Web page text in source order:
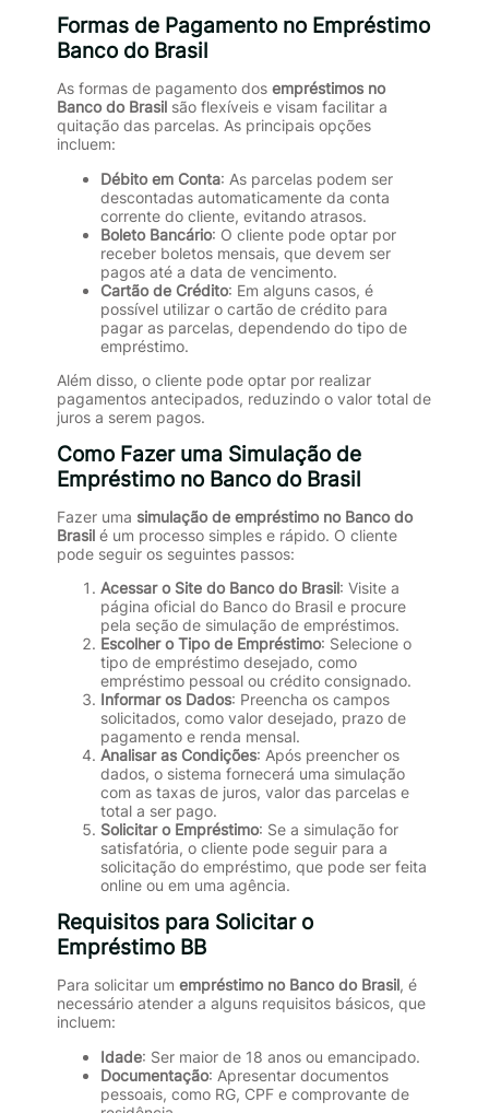
Formas de Pagamento no Empréstimo
Banco do Brasil
As formas de pagamento dos empréstimos no
Banco do Brasil são flexíveis e visam facilitar a
quitação das parcelas. As principais opções
incluem:
Débito em Conta: As parcelas podem ser
descontadas automaticamente da conta
corrente do cliente, evitando atrasos.
Boleto Bancário: O cliente pode optar por
receber boletos mensais, que devem ser
pagos até a data de vencimento.
Cartão de Crédito: Em alguns casos, é
possível utilizar o cartão de crédito para
pagar as parcelas, dependendo do tipo de
empréstimo.
Além disso, o cliente pode optar por realizar
pagamentos antecipados, reduzindo o valor total de
juros a serem pagos.
Como Fazer uma Simulação de
Empréstimo no Banco do Brasil
Fazer uma simulação de empréstimo no Banco do
Brasil é um processo simples e rápido. O cliente
pode seguir os seguintes passos:
Acessar o Site do Banco do Brasil: Visite a
página oficial do Banco do Brasil e procure
pela seção de simulação de empréstimos.
Escolher o Tipo de Empréstimo: Selecione o
tipo de empréstimo desejado, como
empréstimo pessoal ou crédito consignado.
Informar os Dados: Preencha os campos
solicitados, como valor desejado, prazo de
pagamento e renda mensal.
Analisar as Condições: Após preencher os
dados, o sistema fornecerá uma simulação
com as taxas de juros, valor das parcelas e
total a ser pago.
Solicitar o Empréstimo: Se a simulação for
satisfatória, o cliente pode seguir para a
solicitação do empréstimo, que pode ser feita
online ou em uma agência.
Requisitos para Solicitar o
Empréstimo BB
Para solicitar um empréstimo no Banco do Brasil, é
necessário atender a alguns requisitos básicos, que
incluem:
Idade: Ser maior de 18 anos ou emancipado.
Documentação: Apresentar documentos
pessoais, como RG, CPF e comprovante de